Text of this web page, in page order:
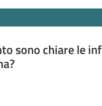
sono chiare le